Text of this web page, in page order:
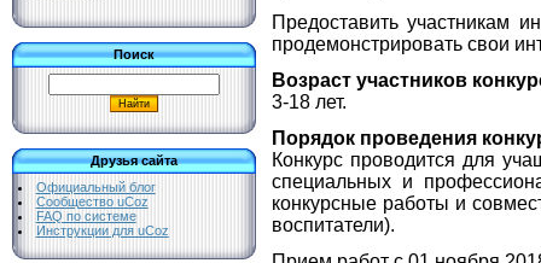
Поиск
Друзья сайта
Официальный блог
Сообщество uCoz
FAQ по системе
Инструкции для uCoz
Предоставить участникам
продемонстрировать свои
Возраст участников
3-18 лет.
Порядок проведения
Конкурс проводится для
специальных и
конкурсные работы и
воспитатели).